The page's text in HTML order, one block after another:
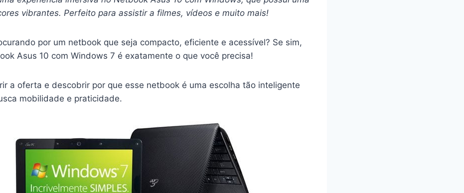
vibrantes. Perfeito para assistir a filmes, vídeos e muito mais!
por um netbook que seja compacto, eficiente e acessível? Se sim,
Asus 10 com Windows 7 é exatamente o que você precisa!
a oferta e descobrir por que esse netbook é uma escolha tão inteligente
mobilidade e praticidade.